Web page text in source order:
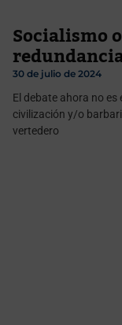
Socialismo
30 de julio de 2024
El debate ahora no
civilización y/o
vertedero